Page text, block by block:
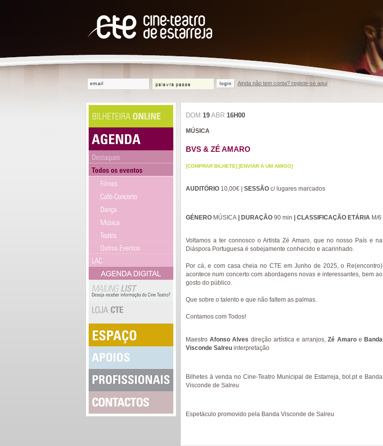
login Ainda não tem conta? registe-se aqui
DOM 19 ABR 16H00
MÚSICA
BVS & ZÉ AMARO
[COMPRAR BILHETE] [ENVIAR A UM AMIGO]
AUDITÓRIO 10,00€ | SESSÃO c/ lugares marcados
GÉNERO MÚSICA | DURAÇÃO 90 min | CLASSIFICAÇÃO ETÁRIA M/6
Voltamos a ter connosco o Artista Zé Amaro, que no nosso País e na
Diáspora Portuguesa é sobejamente conhecido e acarinhado.
Por cá, e com casa cheia no CTE em Junho de 2025, o Re(encontro)
acontece num concerto com abordagens novas e interessantes, bem ao
gosto do público.
Que sobre o talento e que não faltem as palmas.
Contamos com Todos!
MaestroAfonso Alves direção artística e arranjos,Zé Amaroe Banda
Visconde Salreu interpretação
Bilhetes à venda no Cine-Teatro Municipal de Estarreja, bol.pt e Banda
Visconde de Salreu
Espetáculo promovido pela Banda Visconde de Salreu